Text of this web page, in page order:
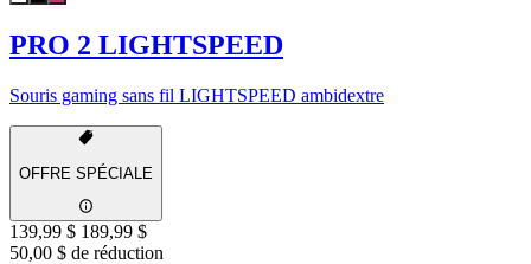
PRO 2 LIGHTSPEED
Souris gaming sans fil LIGHTSPEED ambidextre
OFFRE SPÉCIALE
139,99 $ 189,99 $
50,00 $ de réduction